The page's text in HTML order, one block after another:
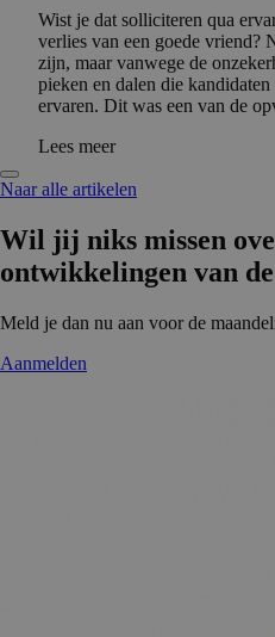
Wist je dat solliciteren qua
verlies van een goede vriend?
zijn, maar vanwege de
pieken en dalen die
ervaren. Dit was een van de
Lees meer
Naar alle artikelen
Wil jij niks missen
ontwikke­lingen van
Meld je dan nu aan voor de
Aanmelden